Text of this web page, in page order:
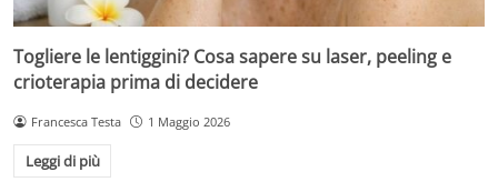
Togliere le lentiggini? Cosa sapere su laser, peeling e
crioterapia prima di decidere
Francesca Testa 1 Maggio 2026
Leggi di più